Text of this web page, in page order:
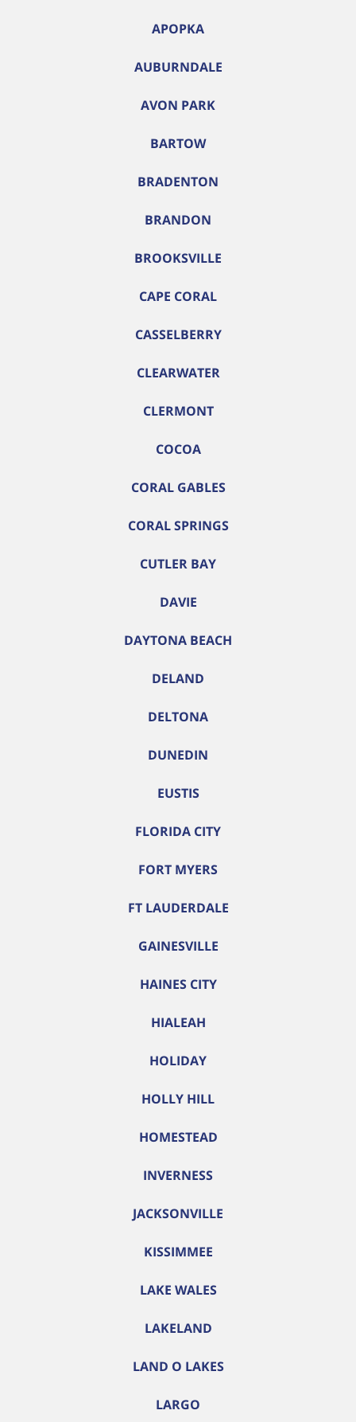
APOPKA
AUBURNDALE
AVON PARK
BARTOW
BRADENTON
BRANDON
BROOKSVILLE
CAPE CORAL
CASSELBERRY
CLEARWATER
CLERMONT
COCOA
CORAL GABLES
CORAL SPRINGS
CUTLER BAY
DAVIE
DAYTONA BEACH
DELAND
DELTONA
DUNEDIN
EUSTIS
FLORIDA CITY
FORT MYERS
FT LAUDERDALE
GAINESVILLE
HAINES CITY
HIALEAH
HOLIDAY
HOLLY HILL
HOMESTEAD
INVERNESS
JACKSONVILLE
KISSIMMEE
LAKE WALES
LAKELAND
LAND O LAKES
LARGO